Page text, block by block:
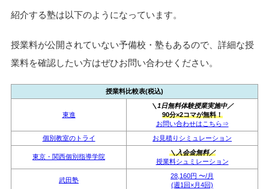
紹介する塾は以下のようになっています。
授業料が公開されていない予備校・塾もあるので、詳細な授
業料を確認したい方はぜひお問い合わせください。
授業料比較表(税込)
東進
＼1日無料体験授業実施中／
90分×2コマが無料！
お問い合わせはこちら⇒
個別教室のトライ
お見積りシミュレーション
東京・関西個別指導学院
＼入会金無料／
授業料シュミレーション
武田塾
28,160円 〜/月
(週1回×月4回)